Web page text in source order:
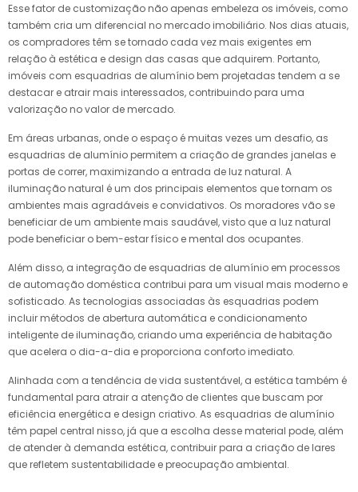
Esse fator de customização não apenas embeleza os imóveis, como
também cria um diferencial no mercado imobiliário. Nos dias atuais,
os compradores têm se tornado cada vez mais exigentes em
relação à estética e design das casas que adquirem. Portanto,
imóveis com esquadrias de alumínio bem projetadas tendem a se
destacar e atrair mais interessados, contribuindo para uma
valorização no valor de mercado.
Em áreas urbanas, onde o espaço é muitas vezes um desafio, as
esquadrias de alumínio permitem a criação de grandes janelas e
portas de correr, maximizando a entrada de luz natural. A
iluminação natural é um dos principais elementos que tornam os
ambientes mais agradáveis e convidativos. Os moradores vão se
beneficiar de um ambiente mais saudável, visto que a luz natural
pode beneficiar o bem-estar físico e mental dos ocupantes.
Além disso, a integração de esquadrias de alumínio em processos
de automação doméstica contribui para um visual mais moderno e
sofisticado. As tecnologias associadas às esquadrias podem
incluir métodos de abertura automática e condicionamento
inteligente de iluminação, criando uma experiência de habitação
que acelera o dia-a-dia e proporciona conforto imediato.
Alinhada com a tendência de vida sustentável, a estética também é
fundamental para atrair a atenção de clientes que buscam por
eficiência energética e design criativo. As esquadrias de alumínio
têm papel central nisso, já que a escolha desse material pode, além
de atender à demanda estética, contribuir para a criação de lares
que refletem sustentabilidade e preocupação ambiental.